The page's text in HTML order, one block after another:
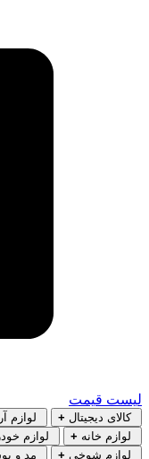
لیست قیمت
کالای دیجیتال + لوازم
لوازم خانه + لوازم
لوازم شوخی + مد و